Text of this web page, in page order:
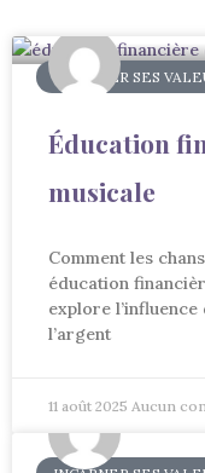
INCARNER SES
Éducation
musicale
Comment les
éducation
explore
l’argent
11 août 2025 Aucun